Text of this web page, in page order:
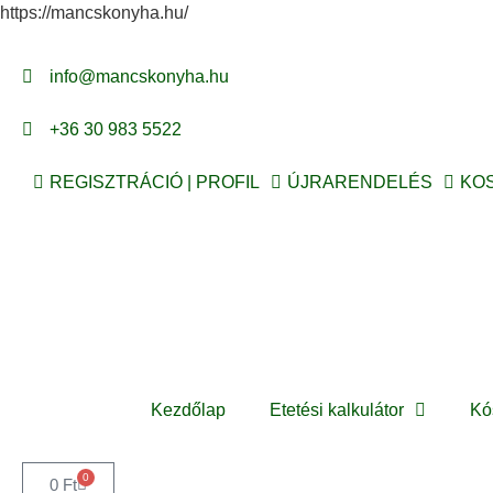
https://mancskonyha.hu/
info@mancskonyha.hu
+36 30 983 5522
REGISZTRÁCIÓ | PROFIL ÚJRARENDELÉS
Kezdőlap Etetési kalkulátor
0 Ft 0